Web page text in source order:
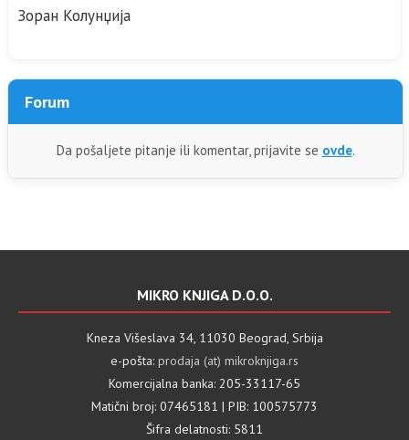
Зоран Колунџија
Forum
Da pošaljete pitanje ili komentar, prijavite se ovde.
MIKRO KNJIGA D.O.O.
Kneza Višeslava 34, 11030 Beograd, Srbija
e-pošta: prodaja (at) mikroknjiga.rs
Komercijalna banka: 205-33117-65
Matični broj: 07465181 | PIB: 100575773
Šifra delatnosti: 5811